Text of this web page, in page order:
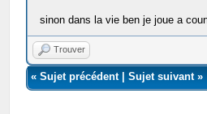
sinon dans la vie ben je joue a
Trouver
«Sujet précédent|Sujet suivant»